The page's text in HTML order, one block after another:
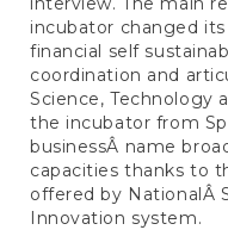
incubator changed
financial self
coordination and
Science, Technology
the incubator from
businessÂ name
capacities thanks to
offered by NationalÂ
Innovation system.